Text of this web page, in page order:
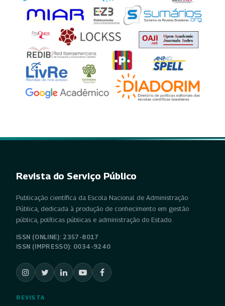
Revista do Serviço Público
Publicação científica da Escola Nacional de Administração
Pública, dedicada à produção de conhecimento em gestão
pública, políticas públicas e administração do Estado.
ISSN (ONLINE): 2357-8017
ISSN (IMPRESSO): 0034-9240
REVISTA